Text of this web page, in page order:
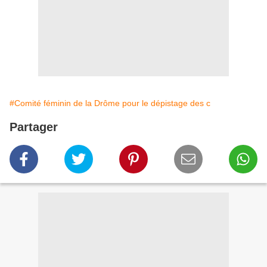
#Comité féminin de la Drôme pour le dépistage des c
Partager